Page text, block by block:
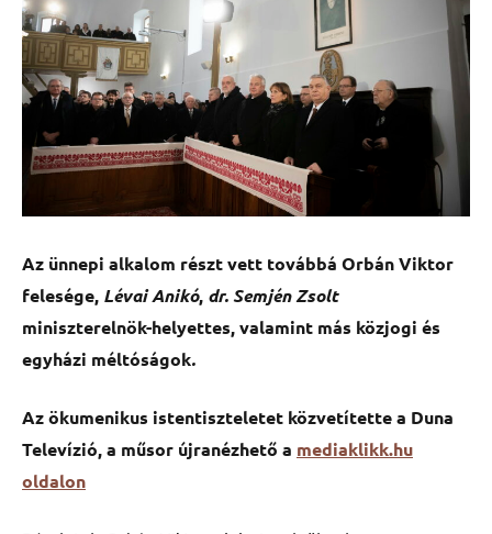
Az ünnepi alkalom részt vett továbbá Orbán Viktor
felesége, Lévai Anikó, dr. Semjén Zsolt
miniszterelnök-helyettes, valamint más közjogi és
egyházi méltóságok.
Az ökumenikus istentiszteletet közvetítette a Duna
Televízió, a műsor újranézhető a mediaklikk.hu
oldalon